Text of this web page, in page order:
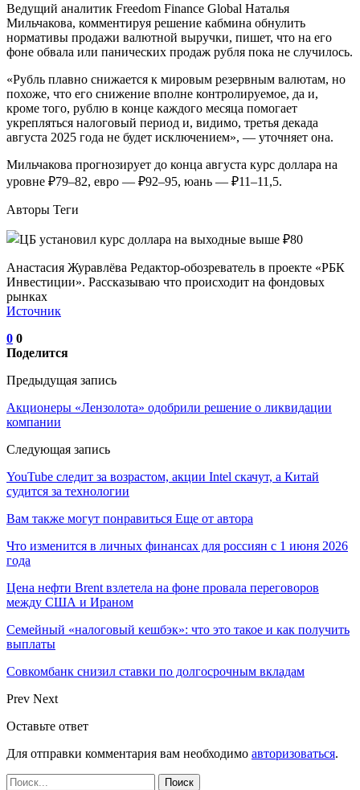
Ведущий аналитик Freedom Finance Global Наталья
Мильчакова, комментируя решение кабмина обнулить
нормативы продажи валютной выручки, пишет, что на его
фоне обвала или панических продаж рубля пока не случилось.
«Рубль плавно снижается к мировым резервным валютам, но
похоже, что его снижение вполне контролируемое, да и,
кроме того, рублю в конце каждого месяца помогает
укрепляться налоговый период и, видимо, третья декада
августа 2025 года не будет исключением», — уточняет она.
Мильчакова прогнозирует до конца августа курс доллара на
уровне ₽79–82, евро — ₽92–95, юань — ₽11–11,5.
Авторы Теги
Анастасия Журавлёва Редактор-обозреватель в проекте «РБК
Инвестиции». Рассказываю что происходит на фондовых
рынках
Источник
0 0
Поделится
Предыдущая запись
Акционеры «Лензолота» одобрили решение о ликвидации
компании
Следующая запись
YouTube следит за возрастом, акции Intel скачут, а Китай
судится за технологии
Вам также могут понравиться Еще от автора
Что изменится в личных финансах для россиян с 1 июня 2026
года
Цена нефти Brent взлетела на фоне провала переговоров
между США и Ираном
Семейный «налоговый кешбэк»: что это такое и как получить
выплаты
Совкомбанк снизил ставки по долгосрочным вкладам
Prev Next
Оставьте ответ
Для отправки комментария вам необходимо авторизоваться.